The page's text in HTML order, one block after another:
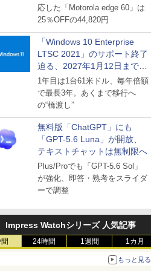
応した「Motorola edge 60」は
25％OFFの44,820円
「Windows 10 Enterprise
LTSC 2021」のサポート終了
迫る、2027年1月12日まで
～ESUは9月1日から販売
1年目は1台61米ドル、毎年倍額
で最長3年。あくまで移行へ
の“橋渡し”
無料版「ChatGPT」にも
「GPT-5.6 Luna」が開放、
テキストチャットは無制限へ
Plus/Proでも「GPT-5.6 Sol」
が強化、即答・熟考をスライダ
ーで調整
Impress Watchシリーズ 人気記事
24時間 1週間 1カ月
もっと見る